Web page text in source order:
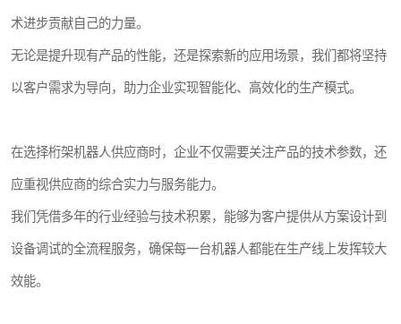
术进步贡献自己的力量。
无论是提升现有产品的性能，还是探索新的应用场景，我们都将坚持
以客户需求为导向，助力企业实现智能化、高效化的生产模式。
在选择桁架机器人供应商时，企业不仅需要关注产品的技术参数，还
应重视供应商的综合实力与服务能力。
我们凭借多年的行业经验与技术积累，能够为客户提供从方案设计到
设备调试的全流程服务，确保每一台机器人都能在生产线上发挥较大
效能。